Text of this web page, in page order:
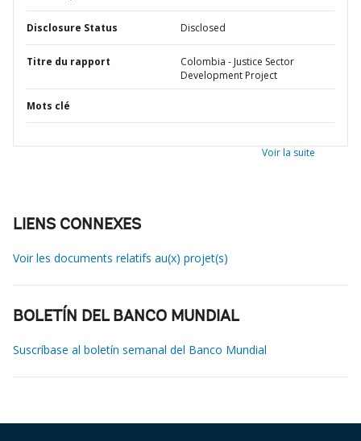
Disclosure Status Disclosed
Titre du rapport
Colombia - Justice Sector
Development Project
Mots clé
Voir la suite
LIENS CONNEXES
Voir les documents relatifs au(x) projet(s)
BOLETÍN DEL BANCO MUNDIAL
Suscríbase al boletín semanal del Banco Mundial